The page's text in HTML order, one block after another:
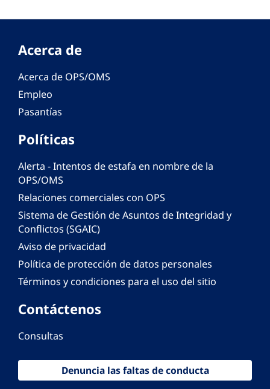
Acerca de
Acerca de OPS/OMS
Empleo
Pasantías
Políticas
Alerta - Intentos de estafa en nombre de la
OPS/OMS
Relaciones comerciales con OPS
Sistema de Gestión de Asuntos de Integridad y
Conflictos (SGAIC)
Aviso de privacidad
Política de protección de datos personales
Términos y condiciones para el uso del sitio
Contáctenos
Consultas
Denuncia las faltas de conducta